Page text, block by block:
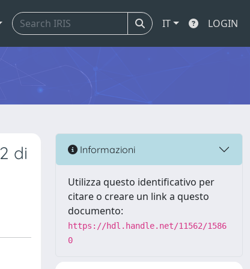
IT LOGIN
di
Informazioni
Utilizza questo identificativo per
citare o creare un link a questo
documento:
https://hdl.handle.net/11562/1586
0